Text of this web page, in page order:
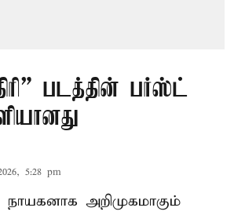
படத்தின் பர்ஸ்ட்
5:28 pm
நாயகனாக அறிமுகமாகும்